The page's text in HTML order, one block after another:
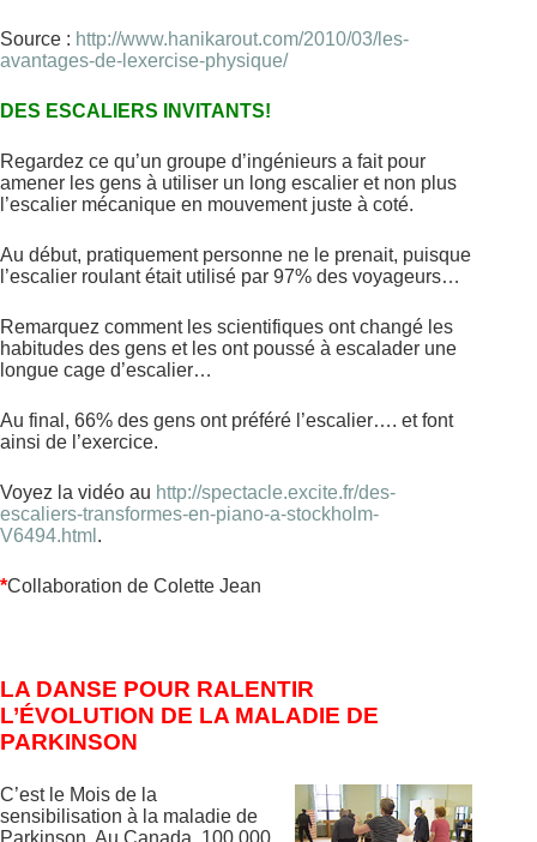
Source : http://www.hanikarout.com/2010/03/les-
avantages-de-lexercise-physique/
DES ESCALIERS INVITANTS!
Regardez ce qu’un groupe d’ingénieurs a fait pour
amener les gens à utiliser un long escalier et non plus
l’escalier mécanique en mouvement juste à coté.
Au début, pratiquement personne ne le prenait, puisque
l’escalier roulant était utilisé par 97% des voyageurs…
Remarquez comment les scientifiques ont changé les
habitudes des gens et les ont poussé à escalader une
longue cage d’escalier…
Au final, 66% des gens ont préféré l’escalier…. et font
ainsi de l’exercice.
Voyez la vidéo au http://spectacle.excite.fr/des-
escaliers-transformes-en-piano-a-stockholm-
V6494.html .
*Collaboration de Colette Jean
LA DANSE POUR RALENTIR
L’ÉVOLUTION DE LA MALADIE DE
PARKINSON
C’est le Mois de la
sensibilisation à la maladie de
Parkinson. Au Canada, 100 000